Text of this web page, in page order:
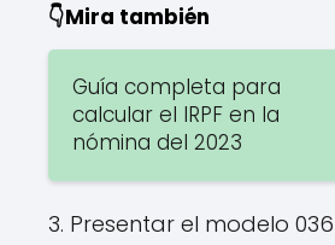
👇Mira también
Guía completa para
calcular el IRPF en la
nómina del 2023
3. Presentar el modelo